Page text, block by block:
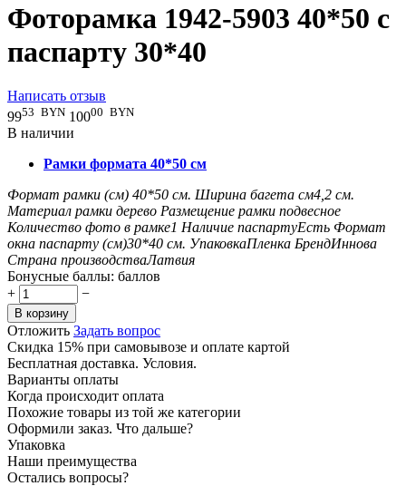
Фоторамка 1942-5903 40*50 с
паспарту 30*40
Написать отзыв
9953 BYN 10000 BYN
В наличии
Рамки формата 40*50 см
Формат рамки (см) 40*50 см. Ширина багета см4,2 см.
Материал рамки дерево Размещение рамки подвесное
Количество фото в рамке1 Наличие паспартуЕсть Формат
окна паспарту (см)30*40 см. УпаковкаПленка БрендИннова
Страна производстваЛатвия
Бонусные баллы: баллов
+
−
В корзину
Отложить Задать вопрос
Скидка 15% при самовывозе и оплате картой
Бесплатная доставка. Условия.
Варианты оплаты
Когда происходит оплата
Похожие товары из той же категории
Оформили заказ. Что дальше?
Упаковка
Наши преимущества
Остались вопросы?